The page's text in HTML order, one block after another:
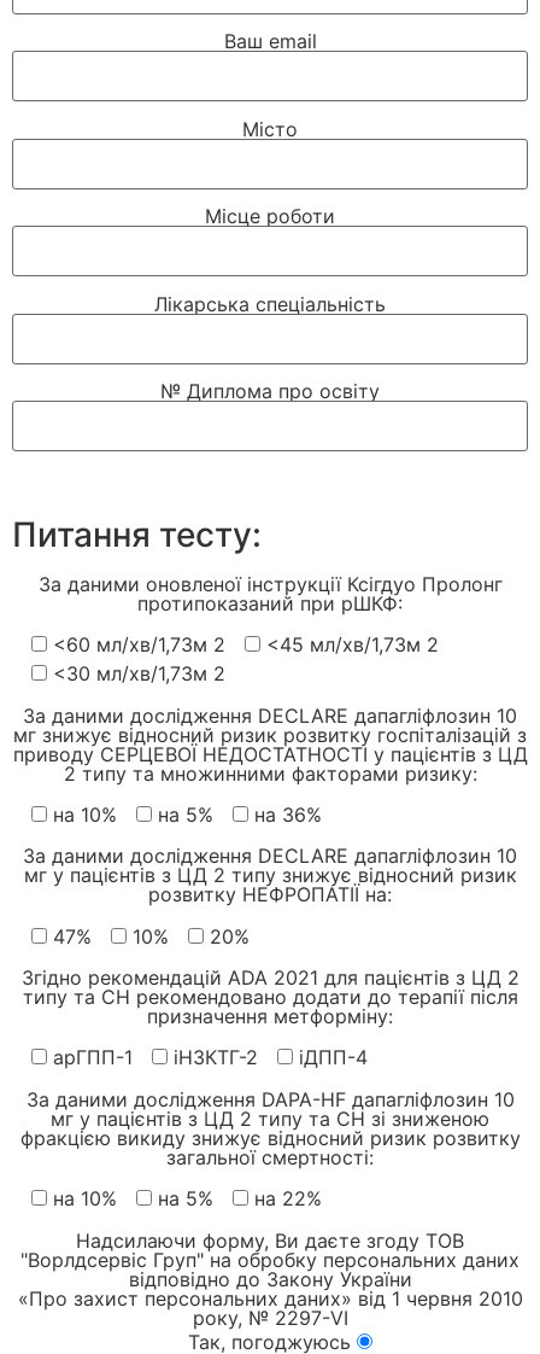
Ваш email
Місто
Місце роботи
Лікарська спеціальність
№ Диплома про освіту
Питання тесту:
За даними оновленої інструкції Ксігдуо Пролонг
протипоказаний при рШКФ:
<60 мл/хв/1,73м 2
<45 мл/хв/1,73м 2
<30 мл/хв/1,73м 2
За даними дослідження DECLARE дапагліфлозин 10
мг знижує відносний ризик розвитку госпіталізацій з
приводу СЕРЦЕВОЇ НЕДОСТАТНОСТІ у пацієнтів з ЦД
2 типу та множинними факторами ризику:
на 10%
на 5%
на 36%
За даними дослідження DECLARE дапагліфлозин 10
мг у пацієнтів з ЦД 2 типу знижує відносний ризик
розвитку НЕФРОПАТІЇ на:
47%
10%
20%
Згідно рекомендацій ADA 2021 для пацієнтів з ЦД 2
типу та СН рекомендовано додати до терапії після
призначення метформіну:
арГПП-1
іНЗКТГ-2
іДПП-4
За даними дослідження DAPA-HF дапагліфлозин 10
мг у пацієнтів з ЦД 2 типу та СН зі зниженою
фракцією викиду знижує відносний ризик розвитку
загальної смертності:
на 10%
на 5%
на 22%
Надсилаючи форму, Ви даєте згоду ТОВ
"Ворлдсервіс Груп" на обробку персональних даних
відповідно до Закону України
«Про захист персональних даних» від 1 червня 2010
року, № 2297-VІ
Так, погоджуюсь